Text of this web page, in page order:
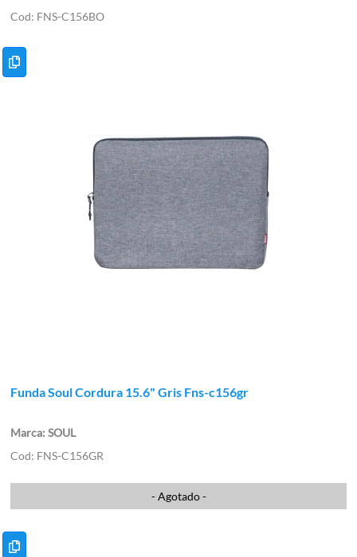
FNS-C156BO
Funda Soul Cordura 15.6" Gris Fns-c156gr
SOUL
FNS-C156GR
- Agotado -